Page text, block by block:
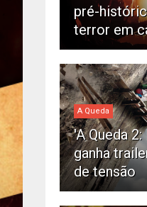
pré-
terror em
A Queda
'A Queda
ganha
de tensão